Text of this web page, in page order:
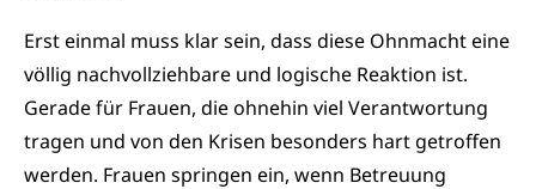
Erst einmal muss klar sein, dass diese Ohnmacht eine
völlig nachvollziehbare und logische Reaktion ist.
Gerade für Frauen, die ohnehin viel Verantwortung
tragen und von den Krisen besonders hart getroffen
werden. Frauen springen ein, wenn Betreuung